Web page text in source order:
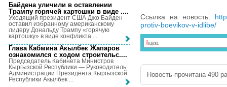
Ссылка на новость:
protiv-boevikov-v-idlibe/
Новость прочитана 490
Байдена уличили в оставлении
Трампу горячей картошки в виде ....
Уходящий президент США Джо Байден
оставил избранному американскому
лидеру Дональду Трампу «горячую
картошку» в виде конфликта ...
Глава Кабмина Акылбек Жапаров
ознакомился с ходом строительс....
Председатель Кабинета Министров
Кыргызской Республики — Руководитель
Администрации Президента Кыргызской
Республики Акылбек ...